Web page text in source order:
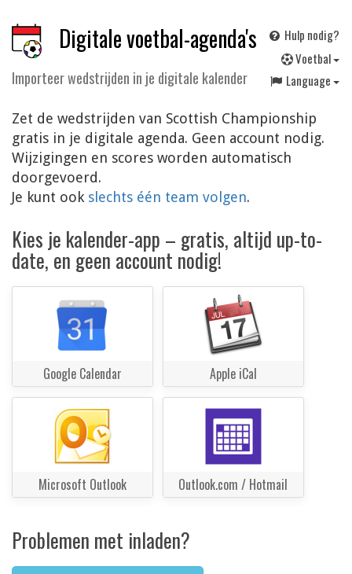
Digitale voetbal-agenda's
Importeer wedstrijden in je digitale kalender
Hulp nodig?
Voetbal
Language
Zet de wedstrijden van Scottish Championship
gratis in je digitale agenda. Geen account nodig.
Wijzigingen en scores worden automatisch
doorgevoerd.
Je kunt ook slechts één team volgen.
Kies je kalender-app – gratis, altijd up-to-
date, en geen account nodig!
Google Calendar Apple iCal
Microsoft Outlook Outlook.com / Hotmail
Problemen met inladen?